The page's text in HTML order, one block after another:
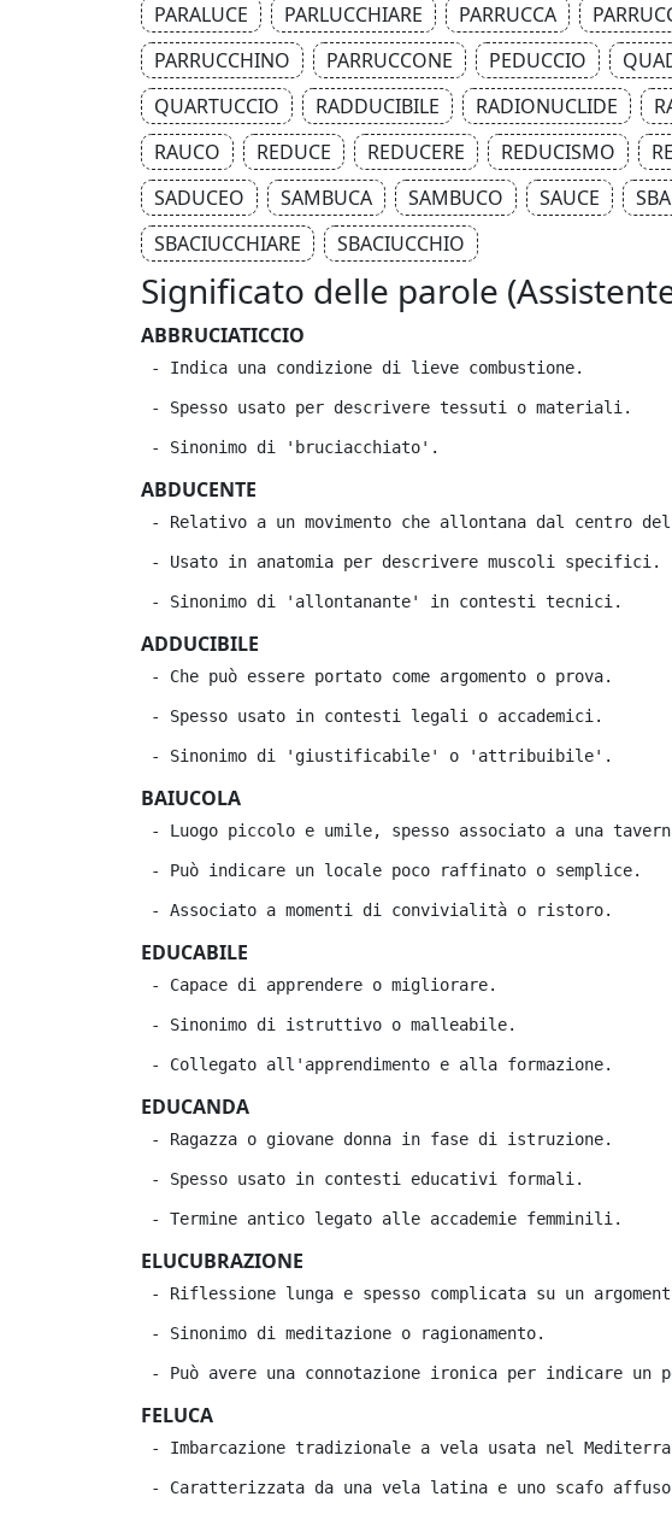
PARALUCE
PARLUCCHIARE PARRUCCA
PARRUCCHINO
PARRUCCONE PEDUCCIO
QUARTUCCIO
RADDUCIBILE RADIONUCLIDE
RAUCO
REDUCE REDUCERE REDUCISMO
SADUCEO
SAMBUCA SAMBUCO SAUCE
SBACIUCCHIARE
SBACIUCCHIO
Significato delle parole
ABBRUCIATICCIO
- Indica una condizione di lieve combustione.
- Spesso usato per descrivere tessuti o materiali.
- Sinonimo di 'bruciacchiato'.
ABDUCENTE
- Relativo a un movimento che allontana dal centro
- Usato in anatomia per descrivere muscoli specifici.
- Sinonimo di 'allontanante' in contesti tecnici.
ADDUCIBILE
- Che può essere portato come argomento o prova.
- Spesso usato in contesti legali o accademici.
- Sinonimo di 'giustificabile' o 'attribuibile'.
BAIUCOLA
- Luogo piccolo e umile, spesso associato a una
- Può indicare un locale poco raffinato o semplice.
- Associato a momenti di convivialità o ristoro.
EDUCABILE
- Capace di apprendere o migliorare.
- Sinonimo di istruttivo o malleabile.
- Collegato all'apprendimento e alla formazione.
EDUCANDA
- Ragazza o giovane donna in fase di istruzione.
- Spesso usato in contesti educativi formali.
- Termine antico legato alle accademie femminili.
ELUCUBRAZIONE
- Riflessione lunga e spesso complicata su un
- Sinonimo di meditazione o ragionamento.
- Può avere una connotazione ironica per indicare un
FELUCA
- Imbarcazione tradizionale a vela usata nel
- Caratterizzata da una vela latina e uno scafo